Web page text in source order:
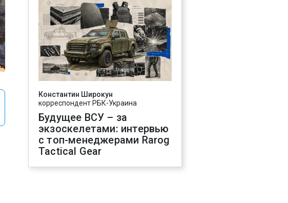
Константин Широкун
корреспондент РБК-Украина
Будущее ВСУ – за
экзоскелетами: интервью
с топ-менеджерами Rarog
Tactical Gear